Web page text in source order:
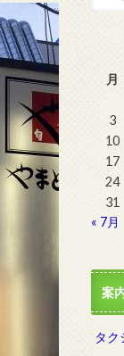
月
3
10
17
24
31
« 7月
案
タク